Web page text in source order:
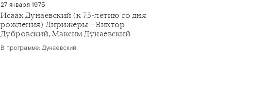
27 января 1975
Исаак Дунаевский (к 75-летию со дня
рождения) Дирижеры – Виктор
Дубровский, Максим Дунаевский
В программе: Дунаевский